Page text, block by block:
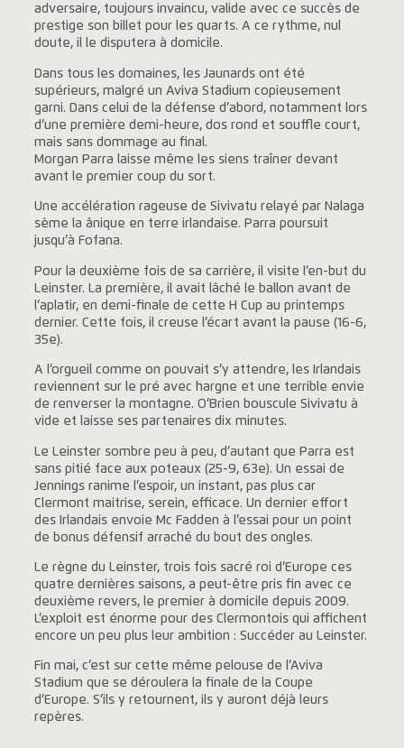
adversaire, toujours invaincu, valide avec ce succès de
prestige son billet pour les quarts. A ce rythme, nul
doute, il le disputera à domicile.
Dans tous les domaines, les Jaunards ont été
supérieurs, malgré un Aviva Stadium copieusement
garni. Dans celui de la défense d’abord, notamment lors
d’une première demi-heure, dos rond et souffle court,
mais sans dommage au final.
Morgan Parra laisse même les siens traîner devant
avant le premier coup du sort.
Une accélération rageuse de Sivivatu relayé par Nalaga
sème la ânique en terre irlandaise. Parra poursuit
jusqu’à Fofana.
Pour la deuxième fois de sa carrière, il visite l’en-but du
Leinster. La première, il avait lâché le ballon avant de
l’aplatir, en demi-finale de cette H Cup au printemps
dernier. Cette fois, il creuse l’écart avant la pause (16-6,
35e).
A l’orgueil comme on pouvait s’y attendre, les Irlandais
reviennent sur le pré avec hargne et une terrible envie
de renverser la montagne. O’Brien bouscule Sivivatu à
vide et laisse ses partenaires dix minutes.
Le Leinster sombre peu à peu, d’autant que Parra est
sans pitié face aux poteaux (25-9, 63e). Un essai de
Jennings ranime l’espoir, un instant, pas plus car
Clermont maitrise, serein, efficace. Un dernier effort
des Irlandais envoie Mc Fadden à l’essai pour un point
de bonus défensif arraché du bout des ongles.
Le règne du Leinster, trois fois sacré roi d’Europe ces
quatre dernières saisons, a peut-être pris fin avec ce
deuxième revers, le premier à domicile depuis 2009.
L’exploit est énorme pour des Clermontois qui affichent
encore un peu plus leur ambition : Succéder au Leinster.
Fin mai, c’est sur cette même pelouse de l’Aviva
Stadium que se déroulera la finale de la Coupe
d’Europe. S’ils y retournent, ils y auront déjà leurs
repères.